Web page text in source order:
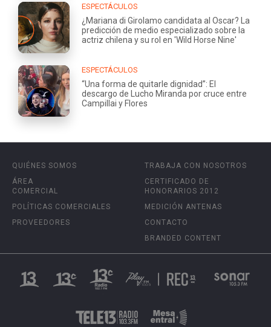
ESPECTÁCULOS
¿Mariana di Girolamo candidata al Oscar? La
predicción de medio especializado sobre la
actriz chilena y su rol en 'Wild Horse Nine'
ESPECTÁCULOS
“Una forma de quitarle dignidad”: El
descargo de Lucho Miranda por cruce entre
Campillai y Flores
QUIÉNES SOMOS
ÁREA
COMERCIAL
POLÍTICAS COMERCIALES
PROVEEDORES
TRABAJA CON NOSOTROS
CERTIFICADO DE
HONORARIOS 2012
MEDICIÓN ANTENAS
CONTACTO
BRANDED CONTENT